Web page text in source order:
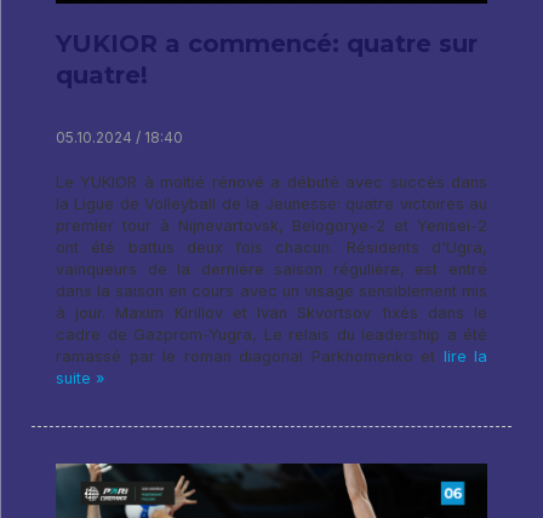
YUKIOR a commencé: quatre sur
quatre!
05.10.2024 / 18:40
Le YUKIOR à moitié rénové a débuté avec succès dans
la Ligue de Volleyball de la Jeunesse: quatre victoires au
premier tour à Nijnevartovsk, Belogorye-2 et Yenisei-2
ont été battus deux fois chacun. Résidents d'Ugra,
vainqueurs de la dernière saison régulière, est entré
dans la saison en cours avec un visage sensiblement mis
à jour. Maxim Kirillov et Ivan Skvortsov fixés dans le
cadre de Gazprom-Yugra, Le relais du leadership a été
ramassé par le roman diagonal Parkhomenko et lire la
suite »